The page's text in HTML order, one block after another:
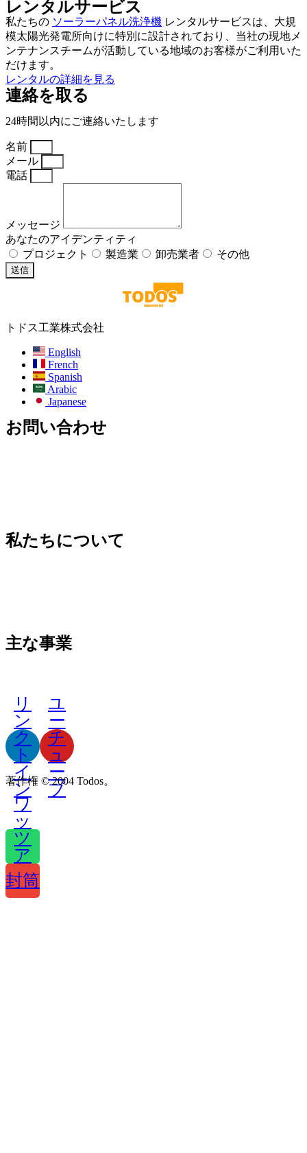
レンタルサービス
私たちの ソーラーパネル洗浄機 レンタルサービスは、大規
模太陽光発電所向けに特別に設計されており、当社の現地メ
ンテナンスチームが活動している地域のお客様がご利用いた
だけます。
レンタルの詳細を見る
連絡を取る
24時間以内にご連絡いたします
名前
メール
電話
メッセージ
あなたのアイデンティティ
プロジェクト
製造業 卸売業者 その他
送信
トドス工業株式会社
English
French
Spanish
Arabic
Japanese
お問い合わせ
私たちについて
主な事業
発電所の完全自動洗浄システムのアップグレード
リ
ン
ク
ト
イ
ン
ユ
ー
チ
ュ
ー
ブ
著作権 © 2004 Todos。
ワ
ッ
ツ
ア
ッ
プ
封筒